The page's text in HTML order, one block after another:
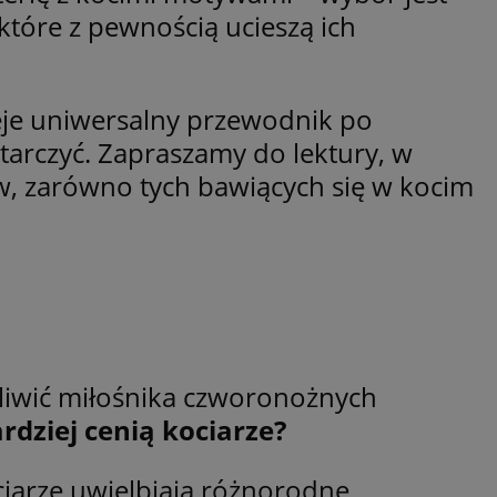
z pewnością ucieszą ich
uniwersalny przewodnik po
Zapraszamy do lektury, w
zarówno tych bawiących się w kocim
miłośnika czworonożnych
cenią kociarze?
uwielbiają różnorodne
sesji.
ludzi i
internetowej,
ważnych raportów
internetowej.
identyfikatora
lub reklamy.
o zgodzie
dotyczących
z witryny.
przestrzeganie